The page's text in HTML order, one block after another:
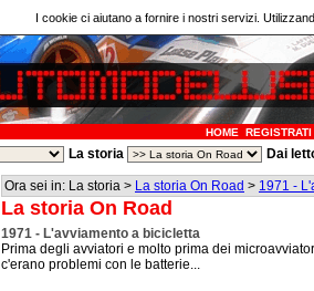
I cookie ci aiutano a fornire i nostri servizi.
HOME REGISTRATI
La storia Dai
Ora sei in: La storia > La storia On Road > 1971 -
La storia On Road
1971 - L'avviamento a bicicletta
Prima degli avviatori e molto prima dei
c'erano problemi con le batterie...